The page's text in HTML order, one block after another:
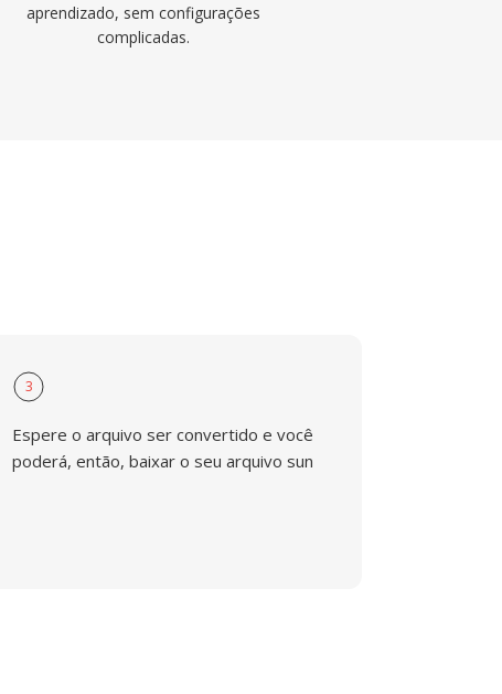
aprendizado, sem configurações
complicadas.
3
Espere o arquivo ser convertido e você
poderá, então, baixar o seu arquivo sun